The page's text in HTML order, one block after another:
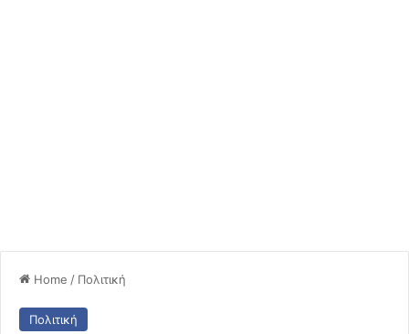
Home / Πολιτική
Πολιτική